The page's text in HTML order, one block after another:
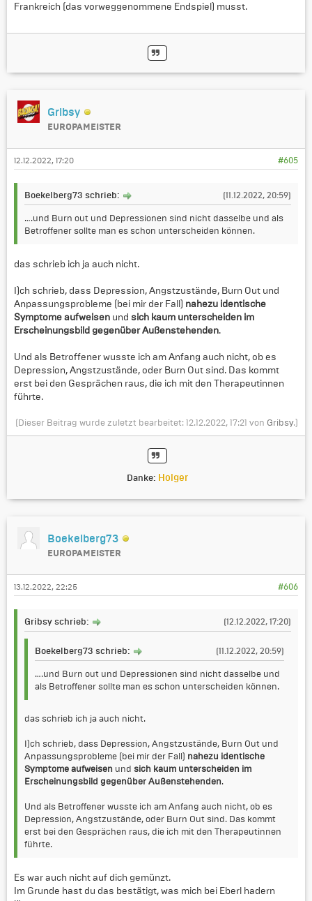
Frankreich (das vorweggenommene Endspiel) musst.
Gribsy
EUROPAMEISTER
#605
12.12.2022, 17:20
(11.12.2022, 20:59)
Boekelberg73 schrieb:
….und Burn out und Depressionen sind nicht dasselbe und als
Betroffener sollte man es schon unterscheiden können.
das schrieb ich ja auch nicht.
I)ch schrieb, dass Depression, Angstzustände, Burn Out und
Anpassungsprobleme (bei mir der Fall) nahezu identische
Symptome aufweisen und sich kaum unterscheiden im
Erscheinungsbild gegenüber Außenstehenden.
Und als Betroffener wusste ich am Anfang auch nicht, ob es
Depression, Angstzustände, oder Burn Out sind. Das kommt
erst bei den Gesprächen raus, die ich mit den Therapeutinnen
führte.
(Dieser Beitrag wurde zuletzt bearbeitet: 12.12.2022, 17:21 von Gribsy.)
Danke: Holger
Boekelberg73
EUROPAMEISTER
#606
13.12.2022, 22:25
(12.12.2022, 17:20)
Gribsy schrieb:
(11.12.2022, 20:59)
Boekelberg73 schrieb:
….und Burn out und Depressionen sind nicht dasselbe und
als Betroffener sollte man es schon unterscheiden können.
das schrieb ich ja auch nicht.
I)ch schrieb, dass Depression, Angstzustände, Burn Out und
Anpassungsprobleme (bei mir der Fall) nahezu identische
Symptome aufweisen und sich kaum unterscheiden im
Erscheinungsbild gegenüber Außenstehenden.
Und als Betroffener wusste ich am Anfang auch nicht, ob es
Depression, Angstzustände, oder Burn Out sind. Das kommt
erst bei den Gesprächen raus, die ich mit den Therapeutinnen
führte.
Es war auch nicht auf dich gemünzt.
Im Grunde hast du das bestätigt, was mich bei Eberl hadern